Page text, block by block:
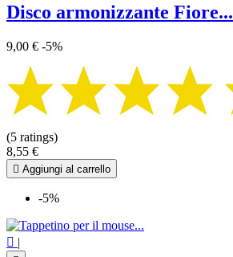
Disco armonizzante Fiore...
9,00 € -5%
(5 ratings)
8,55 €
 Aggiungi al carrello
-5%
 |